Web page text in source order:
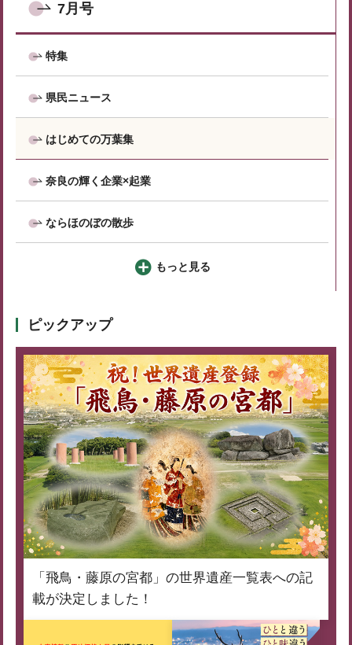
7月号
特集
県民ニュース
はじめての万葉集
奈良の輝く企業×起業
ならほのぼの散歩
もっと見る
ピックアップ
「飛鳥・藤原の宮都」の世界遺産一覧表への記
載が決定しました！